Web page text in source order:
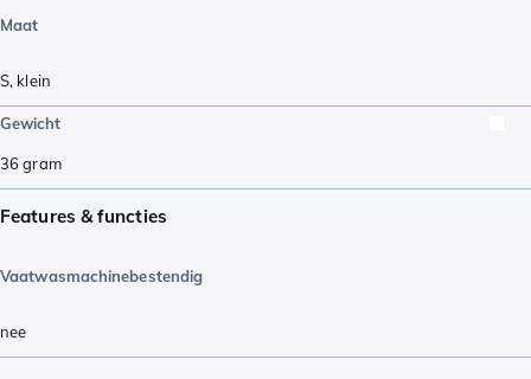
Maat
S, klein
Gewicht
36gram
Features & functies
Vaatwasmachinebestendig
nee